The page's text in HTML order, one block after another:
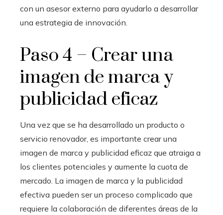
con un asesor externo para ayudarlo a desarrollar
una estrategia de innovación.
Paso 4 – Crear una
imagen de marca y
publicidad eficaz
Una vez que se ha desarrollado un producto o
servicio renovador, es importante crear una
imagen de marca y publicidad eficaz que atraiga a
los clientes potenciales y aumente la cuota de
mercado. La imagen de marca y la publicidad
efectiva pueden ser un proceso complicado que
requiere la colaboración de diferentes áreas de la